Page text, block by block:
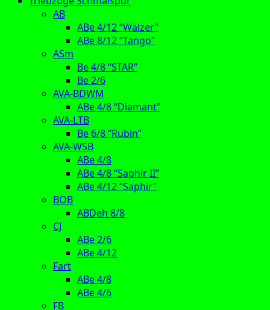
AB
ABe 4/12 “Walzer”
ABe 8/12 “Tango”
ASm
Be 4/8 “STAR”
Be 2/6
AVA-BDWM
ABe 4/8 “Diamant”
AVA-LTB
Be 6/8 “Rubin”
AVA-WSB
ABe 4/8
ABe 4/8 “Saphir II”
ABe 4/12 “Saphir”
BOB
ABDeh 8/8
CJ
ABe 2/6
ABe 4/12
Fart
ABe 4/8
ABe 4/6
FB